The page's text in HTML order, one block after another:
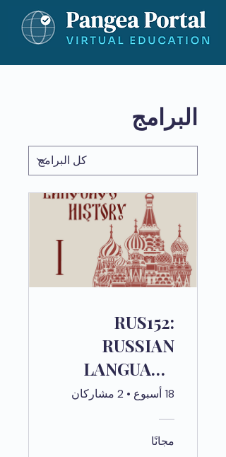
البرامج
RUS152:
RUSSIAN
LANGUAGE
HISTORY 1
18 أسبوع • 2 مشاركان
مجانًا